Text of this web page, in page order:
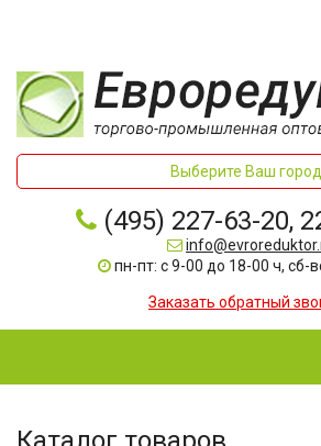
Выберите Ваш город
(495) 227-63-20,
пн-пт: с 9-00 до 18-00 ч, сб-
Заказать обратный